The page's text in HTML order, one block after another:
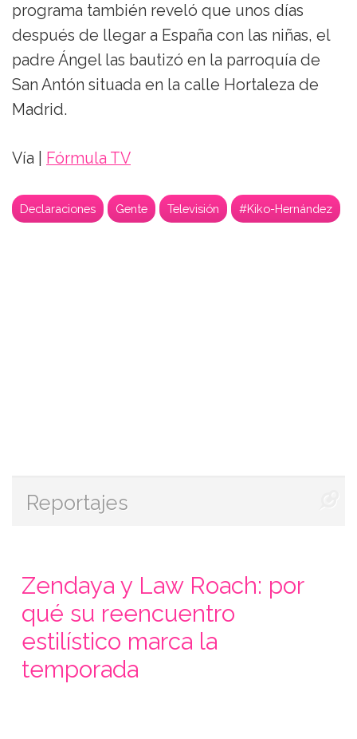
programa también reveló que unos días
después de llegar a España con las niñas, el
padre Ángel las bautizó en la parroquía de
San Antón situada en la calle Hortaleza de
Madrid.
Vía | Fórmula TV
Declaraciones Gente Televisión #Kiko-Hernández
Reportajes
Zendaya y Law Roach: por
qué su reencuentro
estilístico marca la
temporada